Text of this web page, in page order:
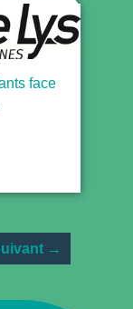
face
→